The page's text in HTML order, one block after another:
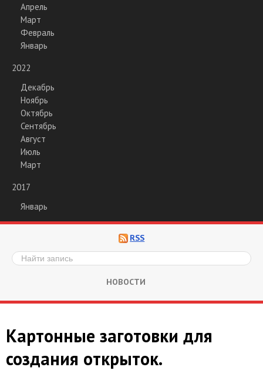
Апрель
Март
Февраль
Январь
2022
Декабрь
Ноябрь
Октябрь
Сентябрь
Август
Июль
Март
2017
Январь
RSS
НОВОСТИ
Картонные заготовки для
создания открыток.